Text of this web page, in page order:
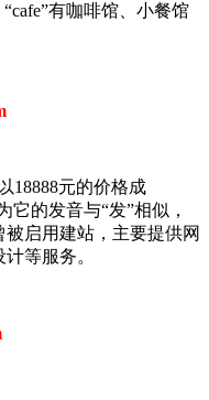
有咖啡馆、小餐馆
18888元的价格成
它的发音与“发”相似，
启用建站，主要提供网
等服务。